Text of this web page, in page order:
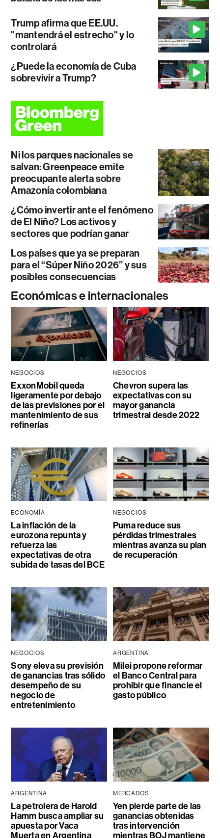
Trump afirma que EE.UU.
"mantendrá el estrecho" y lo
controlará
¿Puede la economía de Cuba
sobrevivir a Trump?
Ni los parques nacionales se
salvan: Greenpeace emite
preocupante alerta sobre
Amazonía colombiana
¿Cómo invertir ante el fenómeno
de El Niño? Los activos y
sectores que podrían ganar
Los países que ya se preparan
para el “Súper Niño 2026” y sus
posibles consecuencias
Económicas e internacionales
NEGOCIOS
ExxonMobil queda
ligeramente por debajo
de las previsiones por el
mantenimiento de sus
refinerías
NEGOCIOS
Chevron supera las
expectativas con su
mayor ganancia
trimestral desde 2022
ECONOMÍA
La inflación de la
eurozona repunta y
refuerza las
expectativas de otra
subida de tasas del BCE
NEGOCIOS
Puma reduce sus
pérdidas trimestrales
mientras avanza su plan
de recuperación
NEGOCIOS
Sony eleva su previsión
de ganancias tras sólido
desempeño de su
negocio de
entretenimiento
ARGENTINA
Milei propone reformar
el Banco Central para
prohibir que financie el
gasto público
ARGENTINA
La petrolera de Harold
Hamm busca ampliar su
apuesta por Vaca
Muerta en Argentina
MERCADOS
Yen pierde parte de las
ganancias obtenidas
tras intervención
mientras BOJ mantiene